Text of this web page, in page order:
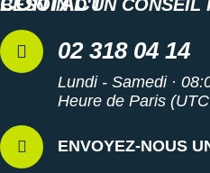
BESOIN D'UN CONSEIL
02 318 04 14
Lundi - Samedi ·
Heure de Paris
ENVOYEZ-NOUS